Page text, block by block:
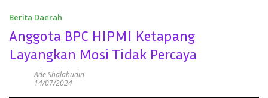
Berita Daerah
Anggota BPC HIPMI Ketapang
Layangkan Mosi Tidak Percaya
Ade Shalahudin
14/07/2024